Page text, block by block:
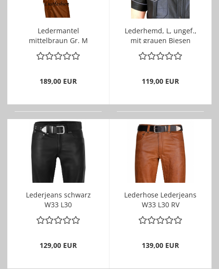
Ledermantel
mittelbraun Gr. M
189,00 EUR
Lederhemd, L, ungef.,
mit grauen Biesen
119,00 EUR
Lederjeans schwarz
W33 L30
129,00 EUR
Lederhose Lederjeans
W33 L30 RV
139,00 EUR